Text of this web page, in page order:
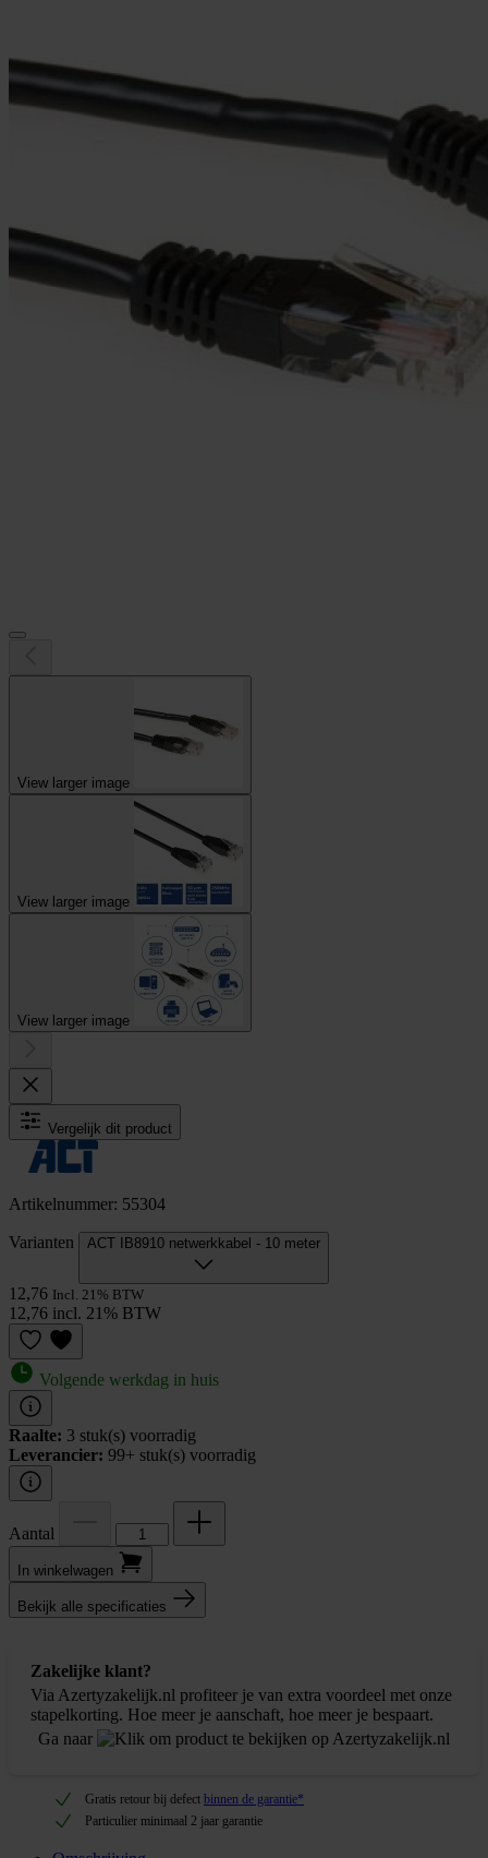
View larger image
View larger image
View larger image
Vergelijk dit product
Artikelnummer: 55304
Varianten ACT IB8910 netwerkkabel - 10 meter
12,76 Incl. 21% BTW
12,76 incl. 21% BTW
Volgende werkdag in huis
Raalte: 3 stuk(s) voorradig
Leverancier: 99+ stuk(s) voorradig
Aantal
In winkel­wagen
Bekijk alle specificaties
Zakelijke klant?
Via Azertyzakelijk.nl profiteer je van extra voordeel met onze
stapelkorting. Hoe meer je aanschaft, hoe meer je bespaart.
Ga naar
Gratis retour bij defect binnen de garantie*
Particulier minimaal 2 jaar garantie